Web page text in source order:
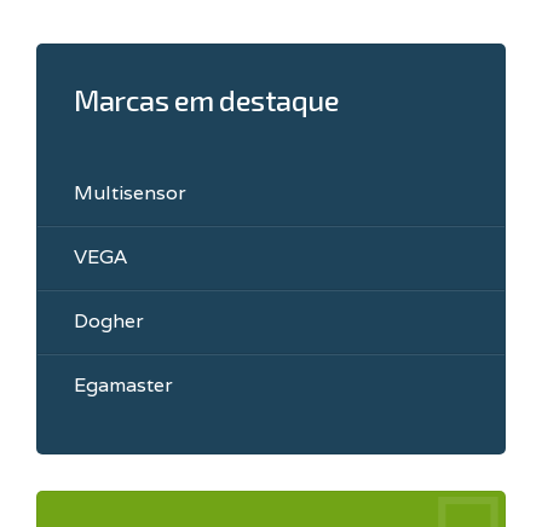
Marcas em destaque
Multisensor
VEGA
Dogher
Egamaster